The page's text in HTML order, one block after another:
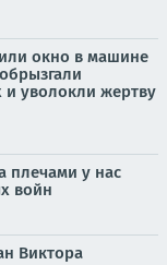
окно в машине
уволокли жертву
плечами у нас
войн
Виктора